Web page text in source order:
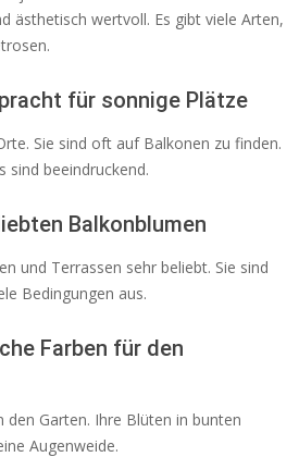
ästhetisch wertvoll. Es gibt viele Arten,
für sonnige Plätze
Sie sind oft auf Balkonen zu finden.
sind beeindruckend.
Balkonblumen
und Terrassen sehr beliebt. Sie sind
Bedingungen aus.
Farben für den
den Garten. Ihre Blüten in bunten
Augenweide.